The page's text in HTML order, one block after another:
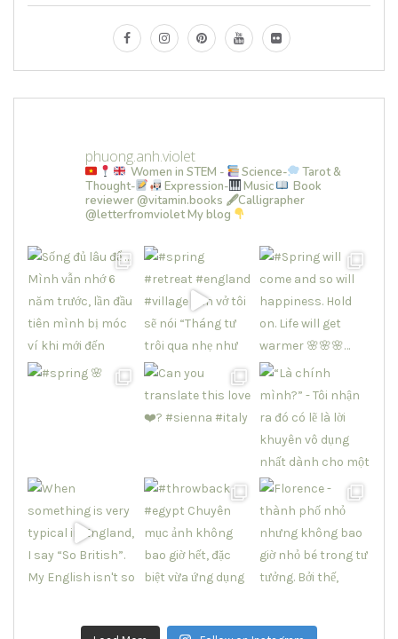
phuong.anh.violet
Women in STEM - Science-
Tarot &
Thought-
Expression- Music
Book
reviewer @vitamin.books 🖋Calligrapher
@letterfromvioletMy blog